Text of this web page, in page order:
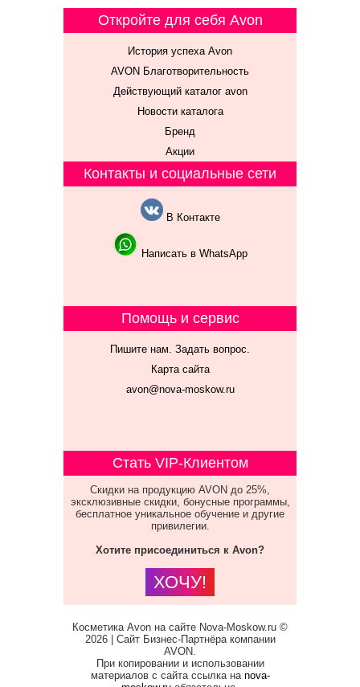
Откройте для себя Avon
История успеха Avon
AVON Благотворительность
Действующий каталог avon
Новости каталога
Бренд
Акции
Контакты и социальные сети
В Контакте
Написать в WhatsApp
Помощь и сервис
Пишите нам. Задать вопрос.
Карта сайта
avon@nova-moskow.ru
Стать VIP-Клиентом
Скидки на продукцию AVON до 25%,
эксклюзивные скидки, бонусные программы,
бесплатное уникальное обучение и другие
привилегии.
Хотите присоединиться к Avon?
ХОЧУ!
Косметика Avon на сайте Nova-Moskow.ru ©
2026 | Сайт Бизнес-Партнёра компании
AVON.
При копировании и использовании
материалов с сайта ссылка на nova-